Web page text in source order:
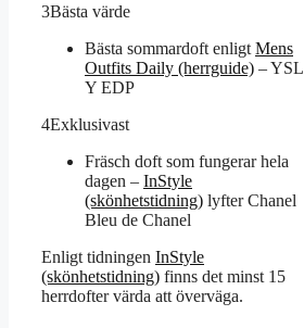
3Bästa värde
Bästa sommardoft enligt Mens
Outfits Daily (herrguide) – YSL
Y EDP
4Exklusivast
Fräsch doft som fungerar hela
dagen – InStyle
(skönhetstidning) lyfter Chanel
Bleu de Chanel
Enligt tidningen InStyle
(skönhetstidning) finns det minst 15
herrdofter värda att överväga.